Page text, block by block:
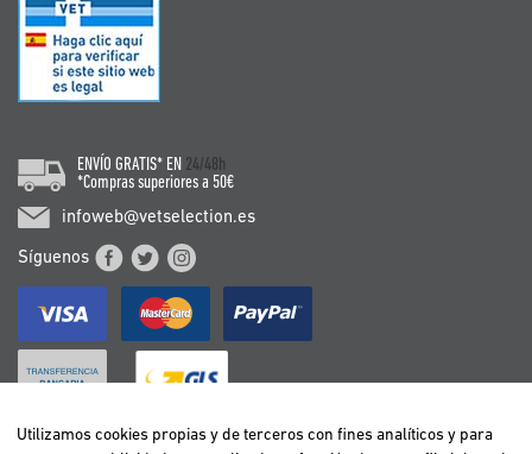
ENVÍO GRATIS* EN 24/48h
*Compras superiores a 50€
infoweb@vetselection.es
Síguenos
Utilizamos cookies propias y de terceros con fines analíticos y para